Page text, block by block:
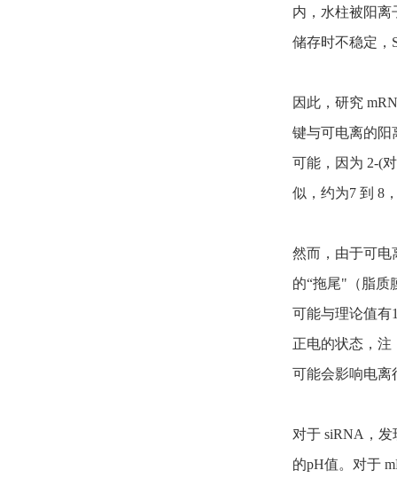
内，水柱被阳离
储存时不稳定，
因此，研究
键与可电离的阳
可能，因为 2-(
似，约为7 到 8
然而，由于可电
的“拖尾"（脂质
可能与理论值有
正电的状态，注
可能会影响电离
对于 siRNA，
的pH值。对于